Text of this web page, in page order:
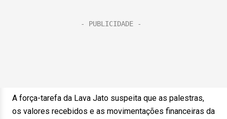
A força-tarefa da Lava Jato suspeita que as palestras,
os valores recebidos e as movimentações financeiras da